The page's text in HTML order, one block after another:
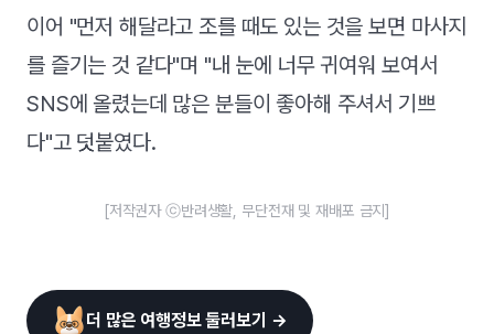
이어 "먼저 해달라고 조를 때도 있는 것을 보면 마사지
를 즐기는 것 같다"며 "내 눈에 너무 귀여워 보여서
SNS에 올렸는데 많은 분들이 좋아해 주셔서 기쁘
다"고 덧붙였다.
[저작권자 ⓒ반려생활, 무단전재 및 재배포 금지]
더 많은 여행정보 둘러보기 →